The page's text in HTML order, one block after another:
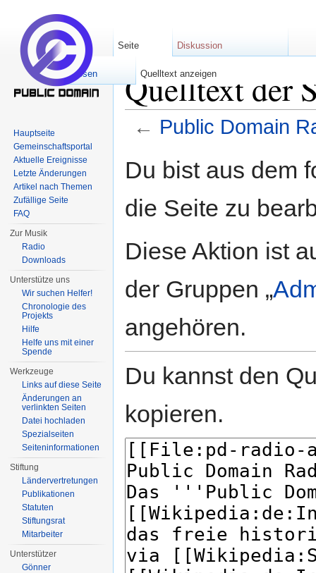
Quelltext der
← Public Domain
Du bist aus dem
die Seite zu
Diese Aktion ist
der Gruppen „
angehören.
Du kannst den
kopieren.
Seite Diskussion
Lesen Quelltext anzeigen
Hauptseite
Gemeinschaftsportal
Aktuelle Ereignisse
Letzte Änderungen
Artikel nach Themen
Zufällige Seite
FAQ
Zur Musik
Radio
Downloads
Unterstütze uns
Wir suchen Helfer!
Chronologie des
Projekts
Hilfe
Helfe uns mit einer
Spende
Werkzeuge
Links auf diese Seite
Änderungen an
verlinkten Seiten
Datei hochladen
Spezialseiten
Seiten­informationen
Stiftung
Ländervertretungen
Publikationen
Statuten
Stiftungsrat
Mitarbeiter
Unterstützer
Gönner